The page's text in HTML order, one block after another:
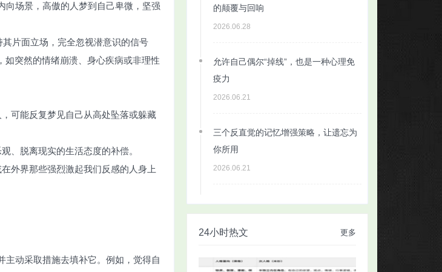
的颠覆与回响
2026.06.28
允许自己偶尔“掉线”，也是一种心理免
疫力
2026.06.21
三个反直觉的记忆增强策略，让遗忘为
你所用
2026.06.21
更多
24小时热文
向场景，高傲的人梦到自己卑微，坚强
片面立场，完全忽视潜意识的信号
如突然的情绪崩溃、身心疾病或非理性
可能反复梦见自己从高处坠落或躲藏
、脱离现实的生活态度的补偿。
外界那些强烈激起我们反感的人身上
主动采取措施去填补它。例如，觉得自